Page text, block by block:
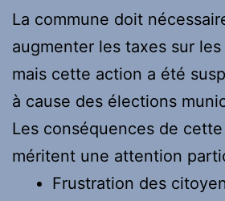
La commune doit
augmenter les taxes sur
mais cette action a été
à cause des élections
Les conséquences de
méritent une attention
Frustration des